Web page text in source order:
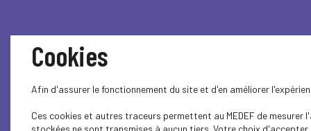
Cookies
Afin d'assurer le fonctionnement du site et d'en améliorer
Ces cookies et autres traceurs permettent au MEDEF de
stockées ne sont transmises à aucun tiers. Votre choix